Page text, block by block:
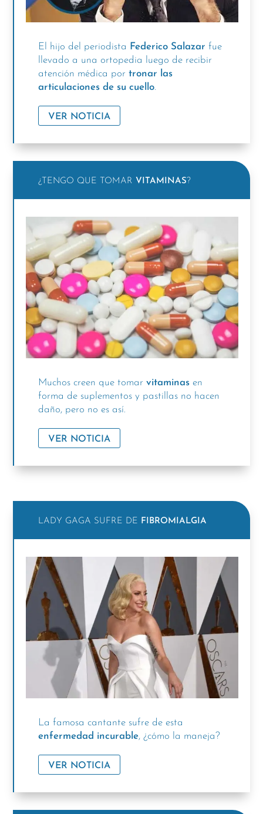
El hijo del periodista Federico Salazar fue
llevado a una ortopedia luego de recibir
atención médica por tronar las
articulaciones de su cuello.
VER NOTICIA
¿TENGO QUE TOMAR VITAMINAS?
Muchos creen que tomar vitaminasen
forma de suplementos y pastillas no hacen
daño, pero no es así.
VER NOTICIA
LADY GAGA SUFRE DE FIBROMIALGIA
La famosa cantante sufre de esta
enfermedad incurable, ¿cómo la maneja?
VER NOTICIA